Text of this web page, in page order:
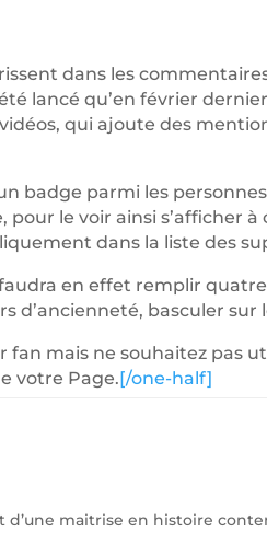
dans les
lancé qu’en février
qui ajoute des
badge parmi les
le voir ainsi s’afficher
dans la liste des
en effet remplir
d’ancienneté, basculer sur
mais ne souhaitez pas
votre Page.[/one-half]
maitrise en histoire